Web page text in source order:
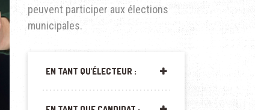
peuvent participer aux élections
municipales.
EN TANT QU'ÉLECTEUR :